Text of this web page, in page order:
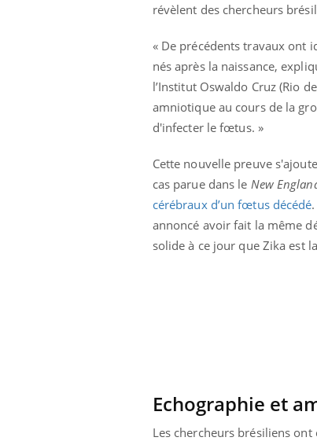
révèlent des chercheurs
« De précédents travaux ont
nés après la naissance,
l’Institut Oswaldo Cruz (Rio
amniotique au cours de la
d'infecter le fœtus. »
Cette nouvelle preuve
cas parue dans le New
cérébraux d’un fœtus décédé
annoncé avoir fait la même
solide à ce jour que Zika est
Echographie et
Les chercheurs brésiliens